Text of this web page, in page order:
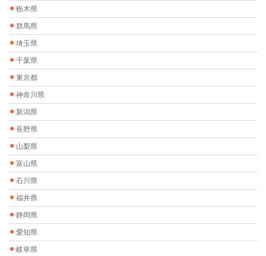
栃木県
群馬県
埼玉県
千葉県
東京都
神奈川県
新潟県
長野県
山梨県
富山県
石川県
福井県
静岡県
愛知県
岐阜県